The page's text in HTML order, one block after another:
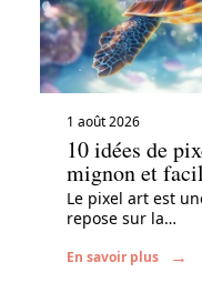
1 août 2026
10 idées de
mignon et
Le pixel art est
repose sur la…
En savoir plus